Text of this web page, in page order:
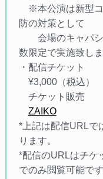
※本公演は新型コ
防の対策として
会場のキャパシ
数限定で実施致しま
・配信チケット
¥3,000（税込）
チケット販売
ZAIKO
*上記は配信URLで
ります。
*配信のURLはチケ
でのみ閲覧可能です